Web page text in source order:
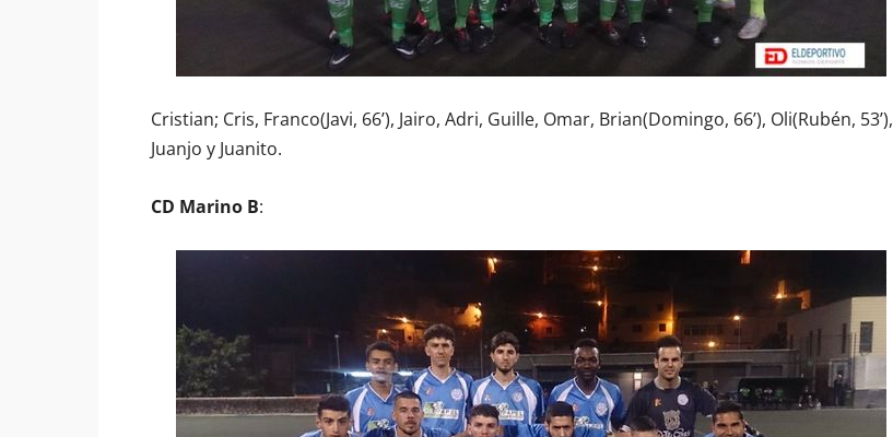
Cristian; Cris, Franco(Javi, 66’), Jairo, Adri, Guille, Omar, Brian(Domingo, 66’), Oli(Rubén, 53’),
Juanjo y Juanito.
CD Marino B: